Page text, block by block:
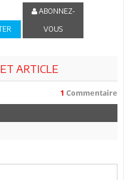
ABONNEZ-
VOUS
ARTICLE
1 Commentaire